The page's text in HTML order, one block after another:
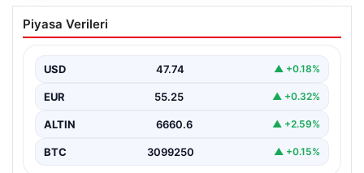
İntihar Mektubuyla Ortaya Çıkan
Tefecilik Şebekesi Çökertildi: Milyarlık
Elazığ'da tefecilere borçlandığını belirterek hayatına
bölgedeki büyük…
Piyasa Verileri
USD 47.74 ▲ +0.18%
EUR 55.25 ▲ +0.32%
ALTIN 6660.6 ▲ +2.59%
BTC 3099250 ▲ +0.15%